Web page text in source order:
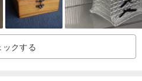
ックする